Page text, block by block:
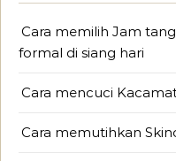
Cara memilih Jam
formal di siang hari
Cara mencuci
Cara memutihkan